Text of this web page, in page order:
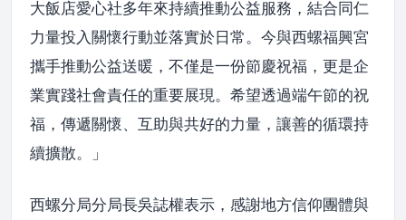
大飯店愛心社多年來持續推動公益服務，結合同仁
力量投入關懷行動並落實於日常。今與西螺福興宮
攜手推動公益送暖，不僅是一份節慶祝福，更是企
業實踐社會責任的重要展現。希望透過端午節的祝
福，傳遞關懷、互助與共好的力量，讓善的循環持
續擴散。」
西螺分局分局長吳誌權表示，感謝地方信仰團體與